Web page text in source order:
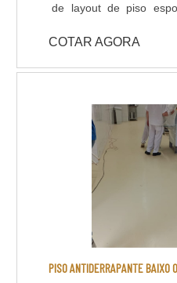
de layout de piso
desempenho padrão
Poliuretano, também
variações térmicas,
grande variedade de
podendo ser
TÉCNICOS: - Resistência química a ácidos e
bases; - Cura rápida a
térmico; - Resistência
baixo VOC; -
COTAR AGORA
PISO ANTIDERRAPANTE BAIXO